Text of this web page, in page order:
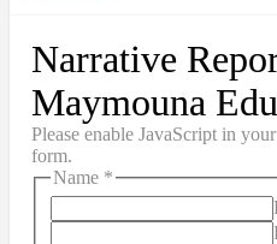
Narrative
Maymouna
Please enable JavaScript in
form.
Name *